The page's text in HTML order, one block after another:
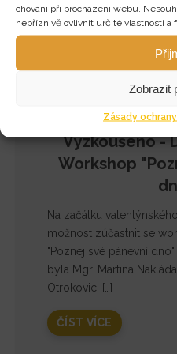
chování při procházení webu.
nepříznivě ovlivnit určité vlastnosti a
Zobrazit
Zásady
Vyzkoušeno -
Workshop
Na začátku
možnost zúčastnit se
"Poznej své pánevní
byla Mgr. Martina
Otrokovic, […]
ČÍST VÍCE